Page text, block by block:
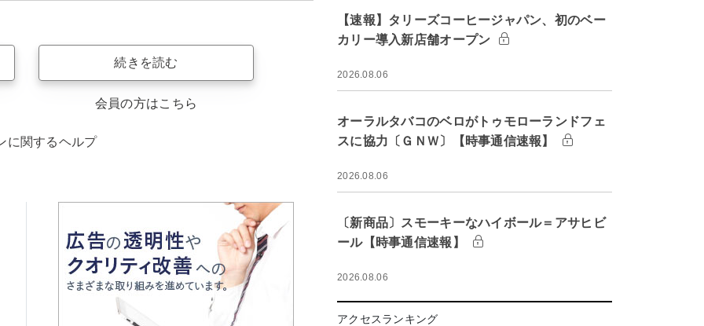
続きを読む
会員の方はこちら
に関するヘルプ
【速報】タリーズコーヒージャパン、初のベー
カリー導入新店舗オープン
2026.08.06
オーラルタバコのベロがトゥモローランドフェ
スに協力〔ＧＮＷ〕【時事通信速報】
2026.08.06
〔新商品〕スモーキーなハイボール＝アサヒビ
ール【時事通信速報】
2026.08.06
アクセスランキング